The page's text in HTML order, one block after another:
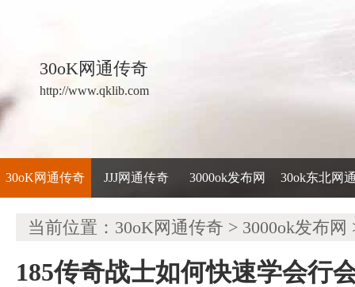
30oK网通传奇
http://www.qklib.com
30oK网通传奇 JJJ网通传奇 3000ok发布网 30ok东北网
当前位置： 30oK网通传奇 > 3000ok发布网
185传奇战士如何快速学会行